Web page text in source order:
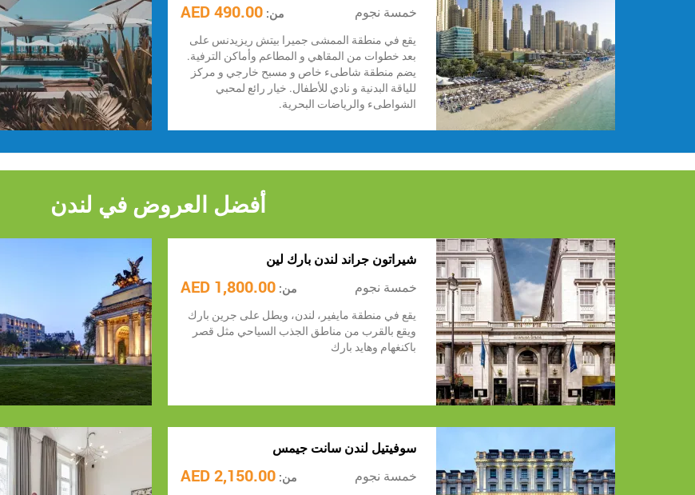
خمسة نجوم
من: 490.00 AED
يقع في منطقة الممشى جميرا بيتش ريزيدنس على
بعد خطوات من المقاهي و المطاعم وأماكن الترفية.
يضم منطقة شاطىء خاص و مسبح خارجي و مركز
للياقة البدنية و نادي للأطفال. خيار رائع لمحبي
الشواطىء والرياضات البحرية.
أفضل العروض في لندن
شيراتون جراند لندن بارك لين
خمسة نجوم
من: 1,800.00 AED
يقع في منطقة مايفير، لندن، ويطل على جرين بارك
ويقع بالقرب من مناطق الجذب السياحي مثل قصر
باكنغهام وهايد بارك
سوفيتيل لندن سانت جيمس
خمسة نجوم
من: 2,150.00 AED